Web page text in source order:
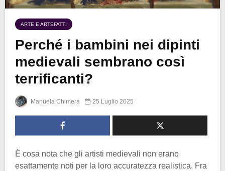
ARTE E ARTEFATTI
Perché i bambini nei dipinti
medievali sembrano così
terrificanti?
Manuela Chimera 25 Luglio 2025
È cosa nota che gli artisti medievali non erano
esattamente noti per la loro accuratezza realistica. Fra